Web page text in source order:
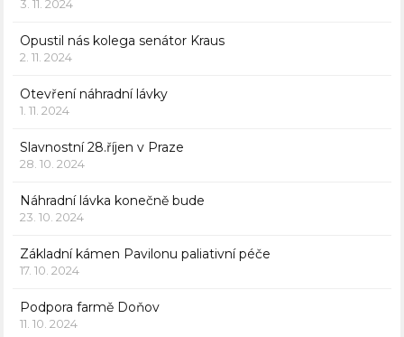
3. 11. 2024
Opustil nás kolega senátor Kraus
2. 11. 2024
Otevření náhradní lávky
1. 11. 2024
Slavnostní 28.říjen v Praze
28. 10. 2024
Náhradní lávka konečně bude
23. 10. 2024
Základní kámen Pavilonu paliativní péče
17. 10. 2024
Podpora farmě Doňov
11. 10. 2024